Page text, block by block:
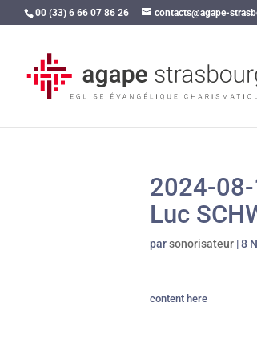
00 (33) 6 66 07 86 26 contacts@agape-
2024-
Luc
parsonorisateur |8
content here